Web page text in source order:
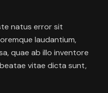
natus error sit
laudantium,
quae ab illo inventore
vitae dicta sunt,